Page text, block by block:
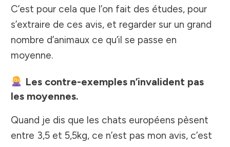
C’est pour cela que l’on fait des études, pour
s’extraire de ces avis, et regarder sur un grand
nombre d’animaux ce qu’il se passe en
moyenne.
Les contre-exemples n’invalident pas
les moyennes.
Quand je dis que les chats européens pèsent
entre 3,5 et 5,5kg, ce n’est pas mon avis, c’est